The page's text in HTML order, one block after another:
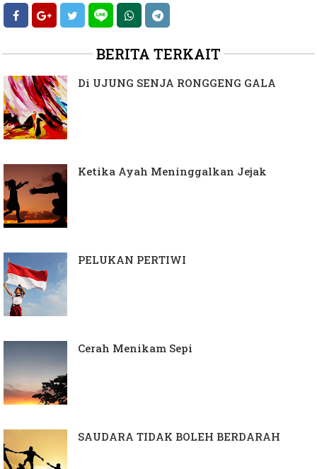
BERITA TERKAIT
Di UJUNG SENJA RONGGENG GALA
Ketika Ayah Meninggalkan Jejak
PELUKAN PERTIWI
Cerah Menikam Sepi
SAUDARA TIDAK BOLEH BERDARAH